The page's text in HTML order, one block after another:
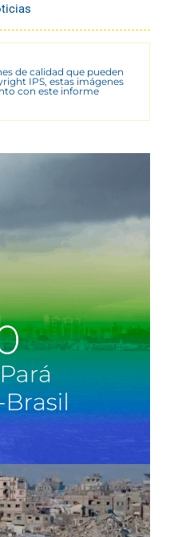
de calidad que pueden
IPS, estas imágenes
con este informe